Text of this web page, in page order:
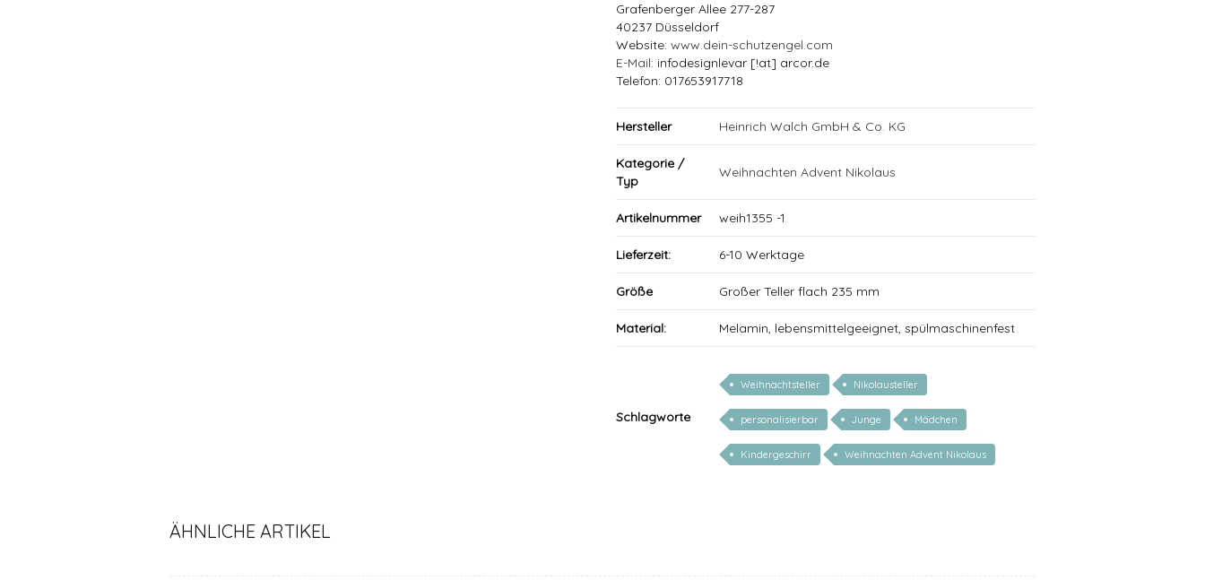
Grafenberger Allee 277-287
40237 Düsseldorf
Website: www.dein-schutzengel.com
E-Mail: infodesignlevar [!at] arcor.de
Telefon: 017653917718
Hersteller Heinrich Walch GmbH & Co. KG
Kategorie /
Typ
Weihnachten Advent Nikolaus
Artikelnummer weih1355 -1
Lieferzeit: 6-10 Werktage
Größe Großer Teller flach 235 mm
Material: Melamin, lebensmittelgeeignet, spülmaschinenfest
Schlagworte
Weihnachtsteller Nikolausteller
personalisierbar Junge Mädchen
Kindergeschirr Weihnachten Advent Nikolaus
ÄHNLICHE ARTIKEL